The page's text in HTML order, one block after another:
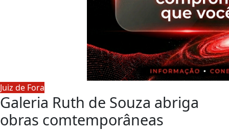
Juiz de Fora
Galeria Ruth de Souza abriga
obras comtemporâneas